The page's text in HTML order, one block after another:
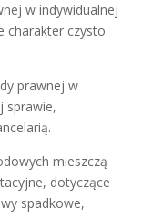
w indywidualnej
charakter czysto
prawnej w
sprawie,
mieszczą
dotyczące
spadkowe,